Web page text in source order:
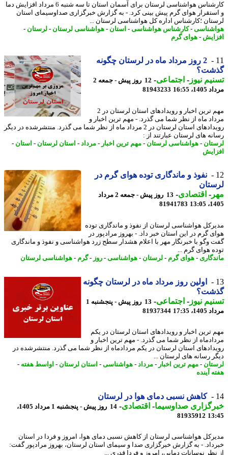
کارشناس هواشناسی لرستان برای آسمان استان تا سه شنبه 6 مرداد افزایش دما
هوای گرم پیش بینی کرد. - به گزارش خبرگزاری صداوسیمای استان
؛کارشناس اداره کل هواشناسی لرستان ...
-کارشناس هواشناسی-استان-هواشناسی لرستان-لرستان-
-هوای گرم
2 روز مرداد ماه در لرستان چگونه
نیوز-اجتماعی-
12 روز پیش - جمعه 2
16:55
81943233
مهم ترین اخبار و رویدادهای استان لرستان در 2
ماه از نظر شما می گذرد. - مهم ترین اخبار و
رویدادهای استان لرستان در 2 مرداد ماه از نظر شما می گذرد. منتشرشده در دیگر
های لرستان عبارتند از :
-هواشناسی لرستان-مهم ترین اخبار -مرداد-استان لرستان-استان-
نفوذ و ماندگاری توده هوای گرم در
-اقتصادی-
13 روز پیش - جمعه 2 مرداد
81941783
هواشناسی لرستان از نفوذ و ماندگاری توده
گرم در این استان خبر داد. - بهروز مرادپور در
وگو با خبرنگار مهر با اعلام هشدار سطح زرد هواشناسی و نفوذ و ماندگاری
هوای گرم ...
- هوای گرم-لرستان-هواشناسی-روز- گرم-هواشناسی لرستان
اولین روز مرداد ماه در لرستان چگونه
نیوز-اجتماعی-
13 روز پیش - پنجشنبه 1
17:35
81937344
ترین اخبار و رویدادهای استان لرستان در یکم
از نظر شما می گذرد. - مهم ترین اخبار و
استان لرستان در یکم مردادماه از نظر شما می گذرد. منتشرشده در
رسانه های لرستان ...
-مهم ترین اخبار -مرداد-هواشناسی-استان لرستان-اواسط هفته-
آینده
کاهش نسبی دمای هوا در لرستان
صداوسیما-اقتصادی-
14 روز پیش - پنجشنبه 1 مرداد 1405،
81935912
هواشناسی لرستان از کاهش نسبی دمای هوا، امروز و فردا در استان
- به گزارش خبرگزاری صدا و سیمای استان لرستان، بهروز مرادپور گفت:
نوسانات دمایی، امروز و فردا قدری ...